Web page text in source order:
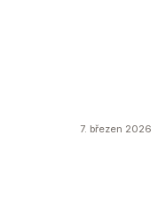
7. březen 2026